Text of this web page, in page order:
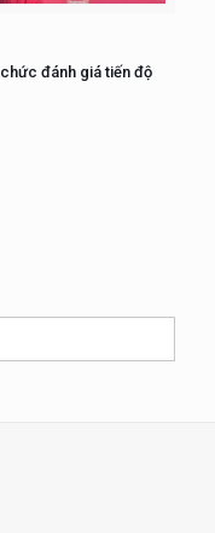
đánh giá tiến độ